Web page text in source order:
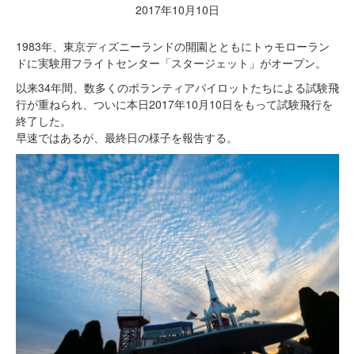
2017年10月10日
1983年、東京ディズニーランドの開園とともにトゥモローラン
ドに実験用フライトセンター「スタージェット」がオープン。
以来34年間、数多くのボランティアパイロットたちによる試験飛
行が重ねられ、ついに本日2017年10月10日をもって試験飛行を
終了した。
早速ではあるが、最終日の様子を報告する。